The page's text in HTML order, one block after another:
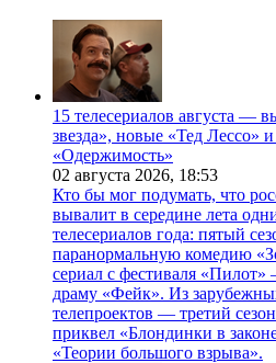
15 телесериалов августа —
звезда», новые «Тед Лессо»
«Одержимость»
02 августа 2026, 18:53
Кто бы мог подумать, что
вывалит в середине лета
телесериалов года: пятый
паранормальную комедию
сериал с фестиваля
драму «Фейк». Из
телепроектов — третий
приквел «Блондинки в
«Теории большого взрыва».